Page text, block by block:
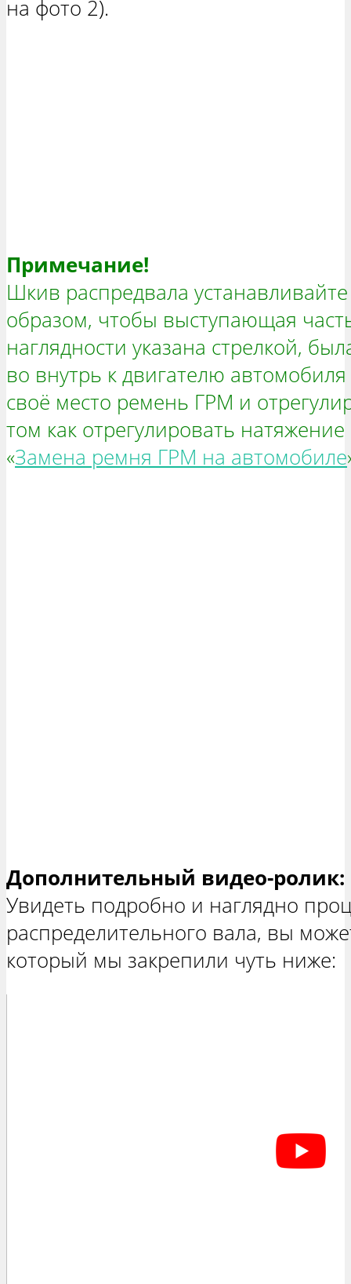
на фото 2).
Примечание!
Шкив распредвала
образом, чтобы выступающая
наглядности указана стрелкой,
во внутрь к двигателю
своё место ремень ГРМ и
том как отрегулировать
«Замена ремня ГРМ на автомобиле
Дополнительный видео-ролик:
Увидеть подробно и наглядно
распределительного вала, вы
который мы закрепили чуть ниже: